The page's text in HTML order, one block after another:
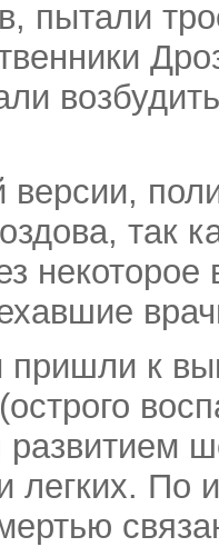
пытали
так
к
легких.